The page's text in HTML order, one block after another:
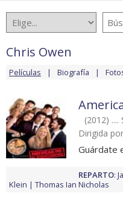
Chris Owen
Películas Biografía
(2012)
Dirigida por
Guárdate
REPARTO:
Klein
Thomas Ian Nicholas